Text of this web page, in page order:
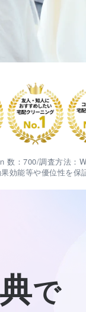
数：700/調査方法：
能等や優位性を保
で